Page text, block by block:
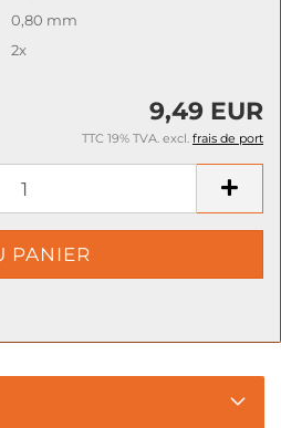
0,80 mm
2x
9,49 EUR
TTC 19% TVA. excl. frais de port